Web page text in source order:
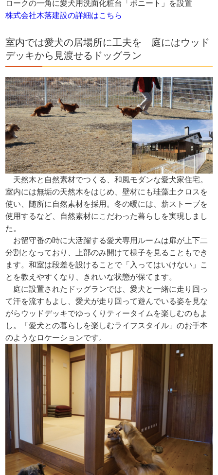
ロークの一角に愛犬用洗面化粧台「ボニート」を設置
株式会社木落建設の詳細はこちら
室内では愛犬の居場所に工夫を 庭にはウッド
デッキから見渡せるドッグラン
天然木と自然素材でつくる、和風モダンな愛犬家住宅。
室内には無垢の天然木をはじめ、壁材にも珪藻土クロスを
使い、随所に自然素材を採用。冬の暖には、薪ストーブを
使用するなど、自然素材にこだわった暮らしを実現しまし
た。
お留守番の時に大活躍する愛犬専用ルームは扉が上下二
分割となっており、上部のみ開けて様子を見ることもでき
ます。和室は段差を設けることで「入ってはいけない」こ
とを教えやすくなり、きれいな状態が保てます。
庭に設置されたドッグランでは、愛犬と一緒に走り回っ
て汗を流すもよし、愛犬が走り回って遊んでいる姿を見な
がらウッドデッキでゆっくりティータイムを楽しむのもよ
し。「愛犬との暮らしを楽しむライフスタイル」のお手本
のようなロケーションです。